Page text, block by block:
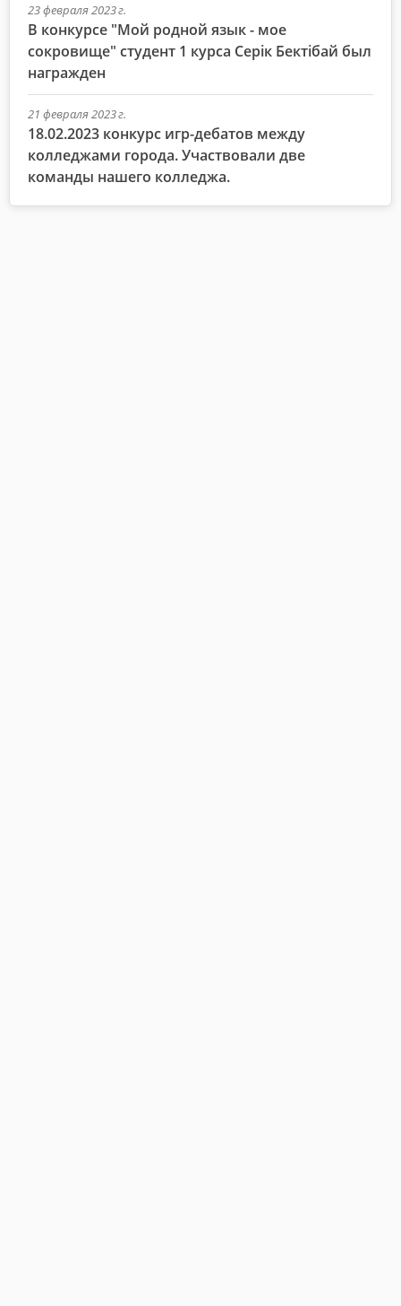
23 февраля 2023 г.
В конкурсе "Мой родной язык - мое
сокровище" студент 1 курса Серік Бектібай был
награжден
21 февраля 2023 г.
18.02.2023 конкурс игр-дебатов между
колледжами города. Участвовали две
команды нашего колледжа.